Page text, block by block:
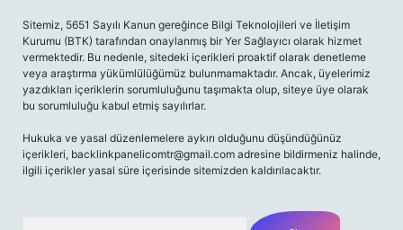
Sitemiz, 5651 Sayılı Kanun gereğince Bilgi Teknolojileri ve İletişim
Kurumu (BTK) tarafından onaylanmış bir Yer Sağlayıcı olarak hizmet
vermektedir. Bu nedenle, sitedeki içerikleri proaktif olarak denetleme
veya araştırma yükümlülüğümüz bulunmamaktadır. Ancak, üyelerimiz
yazdıkları içeriklerin sorumluluğunu taşımakta olup, siteye üye olarak
bu sorumluluğu kabul etmiş sayılırlar.
Hukuka ve yasal düzenlemelere aykırı olduğunu düşündüğünüz
içerikleri, backlinkpanelicomtr@gmail.com adresine bildirmeniz halinde,
ilgili içerikler yasal süre içerisinde sitemizden kaldırılacaktır.